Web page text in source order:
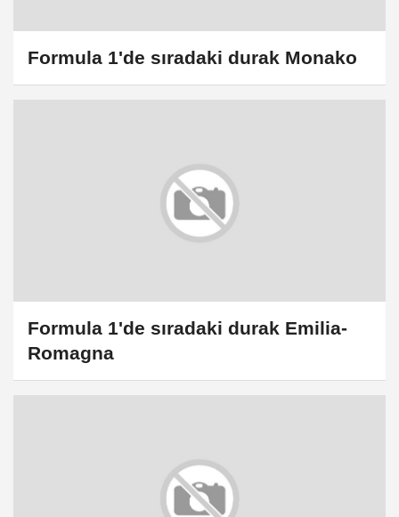
Formula 1'de sıradaki durak Monako
Formula 1'de sıradaki durak Emilia-
Romagna